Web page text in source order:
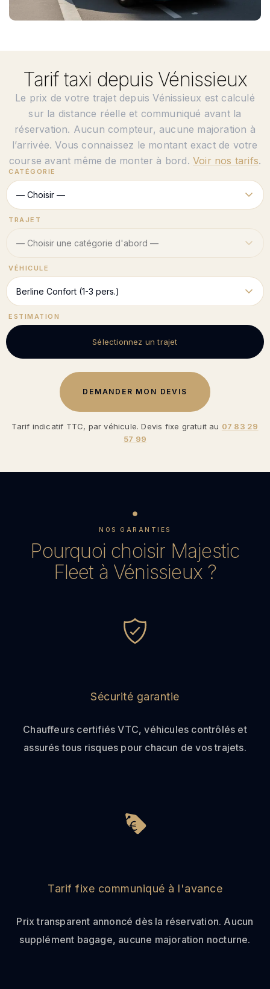
Tarif taxi depuis Vénissieux
Le prix de votre trajet depuis Vénissieux est calculé
sur la distance réelle et communiqué avant la
réservation. Aucun compteur, aucune majoration à
l’arrivée. Vous connaissez le montant exact de votre
course avant même de monter à bord. Voir nos tarifs.
CATÉGORIE
TRAJET
VÉHICULE
ESTIMATION
Sélectionnez un trajet
DEMANDER MON DEVIS
Tarif indicatif TTC, par véhicule. Devis fixe gratuit au 07 83 29
57 99
NOS GARANTIES
Pourquoi choisir Majestic
Fleet à Vénissieux ?
Sécurité garantie
Chauffeurs certifiés VTC, véhicules contrôlés et
assurés tous risques pour chacun de vos trajets.
Tarif fixe communiqué à l'avance
Prix transparent annoncé dès la réservation. Aucun
supplément bagage, aucune majoration nocturne.